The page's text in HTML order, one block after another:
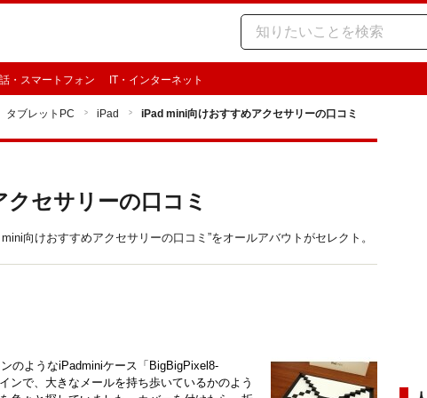
・スマートフォン IT・インターネット
タブレットPC iPad iPad mini向けおすすめアクセサリーの口コミ
セサリーの口コミ
向けおすすめアクセサリーの口コミ”をオールアバウトがセレクト。
のようなiPadminiケース「BigBigPixel8-
ンで、大きなメールを持ち歩いているかのよう